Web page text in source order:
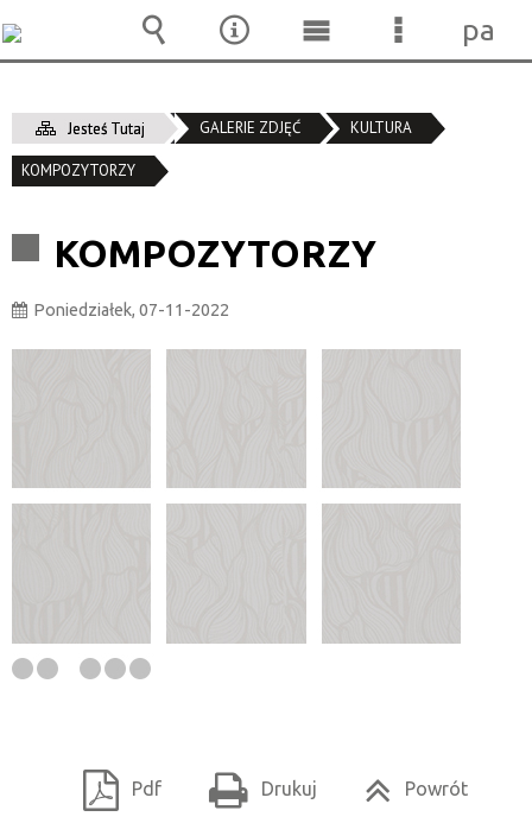
Jesteś Tutaj GALERIE ZDJĘĆ KULTURA
KOMPOZYTORZY
KOMPOZYTORZY
Poniedziałek, 07-11-2022
Pdf Drukuj Powrót
Wyszukiwarka
Narzędzia
MenuMenu